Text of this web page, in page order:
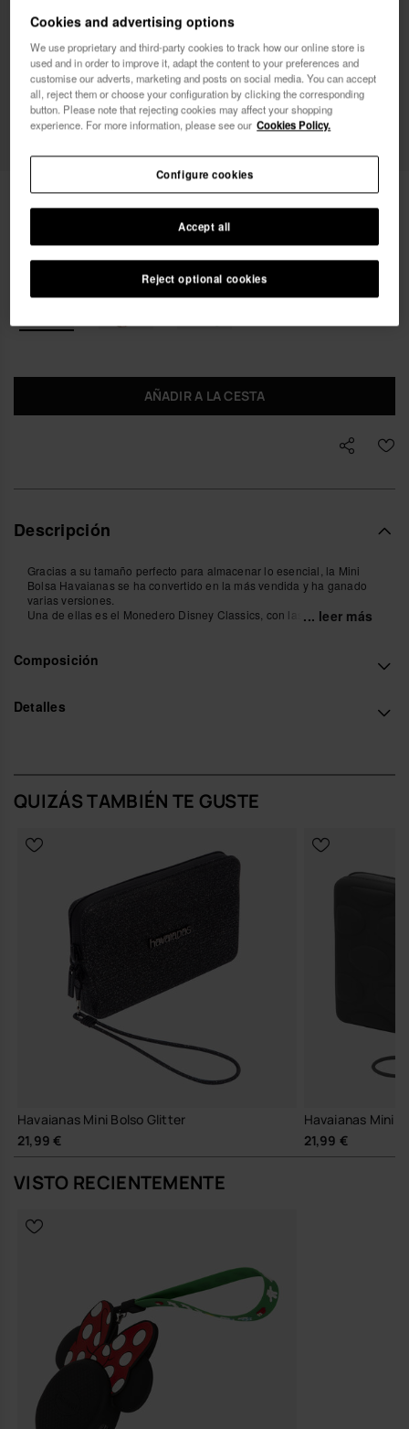
Havaianas Monedero Disney Classics 16,99 €
Envío gratis en todos tus pedidos
AÑADIR A LA CESTA
Descripción
Gracias a su tamaño perfecto para almacenar lo esencial, la Mini
Bolsa Havaianas se ha convertido en la más vendida y ha ganado
varias versiones.
Una de ellas es el Monedero Disney Classics, con las pequeñas
- Medidas: 8 cm
Compra online en www.havaianas-store.com, la tienda oficial de
... leer más
Composición
Detalles
QUIZÁS TAMBIÉN TE GUSTE
Havaianas Mini Bolso Glitter
21,99 €
Havaianas Mini
21,99 €
VISTO RECIENTEMENTE
Deseo recibir comunicaciones comerciales por
cualquier medio. He leído y acepto laPolítica de
Privacidad.
Cookies and advertising options
We use proprietary and third-party cookies to track how our online store is
used and in order to improve it, adapt the content to your preferences and
customise our adverts, marketing and posts on social media. You can accept
all, reject them or choose your configuration by clicking the corresponding
button. Please note that rejecting cookies may affect your shopping
experience. For more information, please see our Cookies Policy.
Reject optional cookies
Accept all
Configure cookies